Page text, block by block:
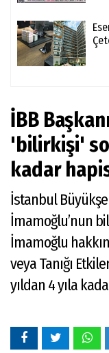
İBB
'bilirkişi'
kadar
İstanbul
İmamoğlu’nun
İmamoğlu
veya Tanığı
yıldan 4 yıla